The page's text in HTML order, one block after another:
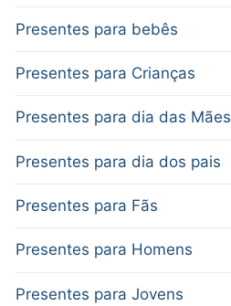
Presentes para bebês
Presentes para Crianças
Presentes para dia das Mães
Presentes para dia dos pais
Presentes para Fãs
Presentes para Homens
Presentes para Jovens